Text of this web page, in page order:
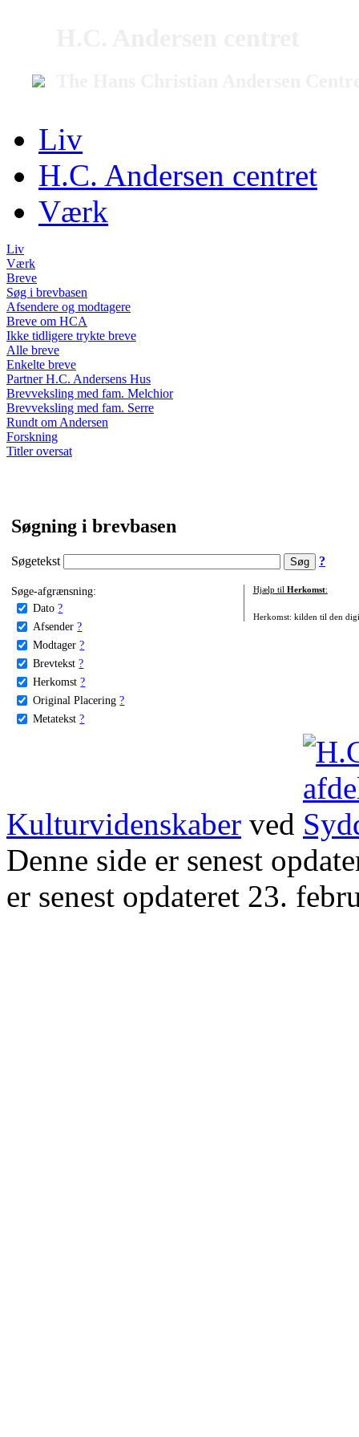
Liv
H.C. Andersen centret
Værk
Liv
Værk
Breve
Søg i brevbasen
Afsendere og modtagere
Breve om HCA
Ikke tidligere trykte breve
Alle breve
Enkelte breve
Partner H.C. Andersens Hus
Brevveksling med fam. Melchior
Brevveksling med fam. Serre
Rundt om Andersen
Forskning
Titler oversat
Søgning i brevbasen
Søgetekst ?
Søge-afgrænsning:
Dato ?
Afsender ?
Modtager ?
Brevtekst ?
Herkomst ?
Original Placering ?
Metatekst ?
Hjælp til Herkomst:
Herkomst: kilden til den
Kulturvidenskaber ved
Denne side er senest
er senest opdateret 23.